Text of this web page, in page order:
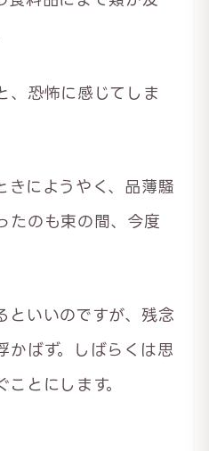
、恐怖に感じてしま
きにようやく、品薄騒
たのも束の間、今度
といいのですが、残念
かばず。しばらくは思
とにします。